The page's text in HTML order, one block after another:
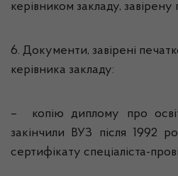
керівником закладу,
6. Документи, завірені
керівника закладу:
– копію диплому про
закінчили ВУЗ після 1992
сертифікату спеціаліста-